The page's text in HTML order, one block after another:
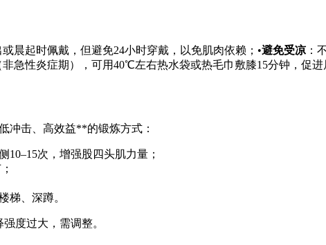
晨起时佩戴，但避免24小时穿戴，以免肌肉依赖；•避免受凉 ：
非急性炎症期），可用40℃左右热水袋或热毛巾敷膝15分钟，促
冲击、高效益**的锻炼方式：
10–15次，增强股四头肌力量；
梯、深蹲。
度过大，需调整。